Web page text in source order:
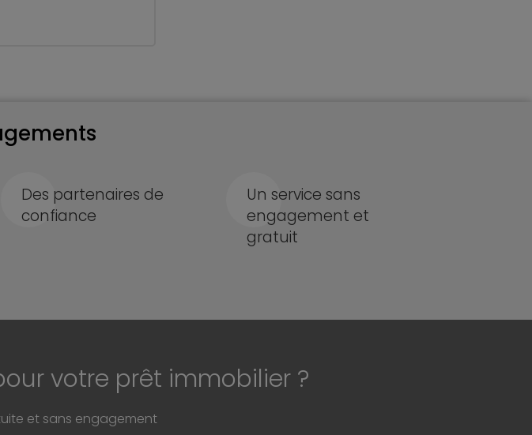
Des partenaires de
confiance
Un service sans
engagement et
gratuit
votre prêt immobilier ?
et sans engagement